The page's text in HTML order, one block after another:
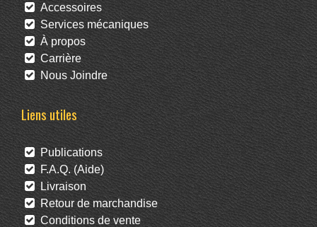
Accessoires
Services mécaniques
À propos
Carrière
Nous Joindre
Liens utiles
Publications
F.A.Q. (Aide)
Livraison
Retour de marchandise
Conditions de vente